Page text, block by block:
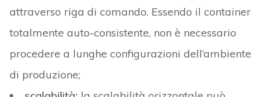
attraverso riga di comando. Essendo il container
totalmente auto-consistente, non è necessario
procedere a lunghe configurazioni dell’ambiente
di produzione;